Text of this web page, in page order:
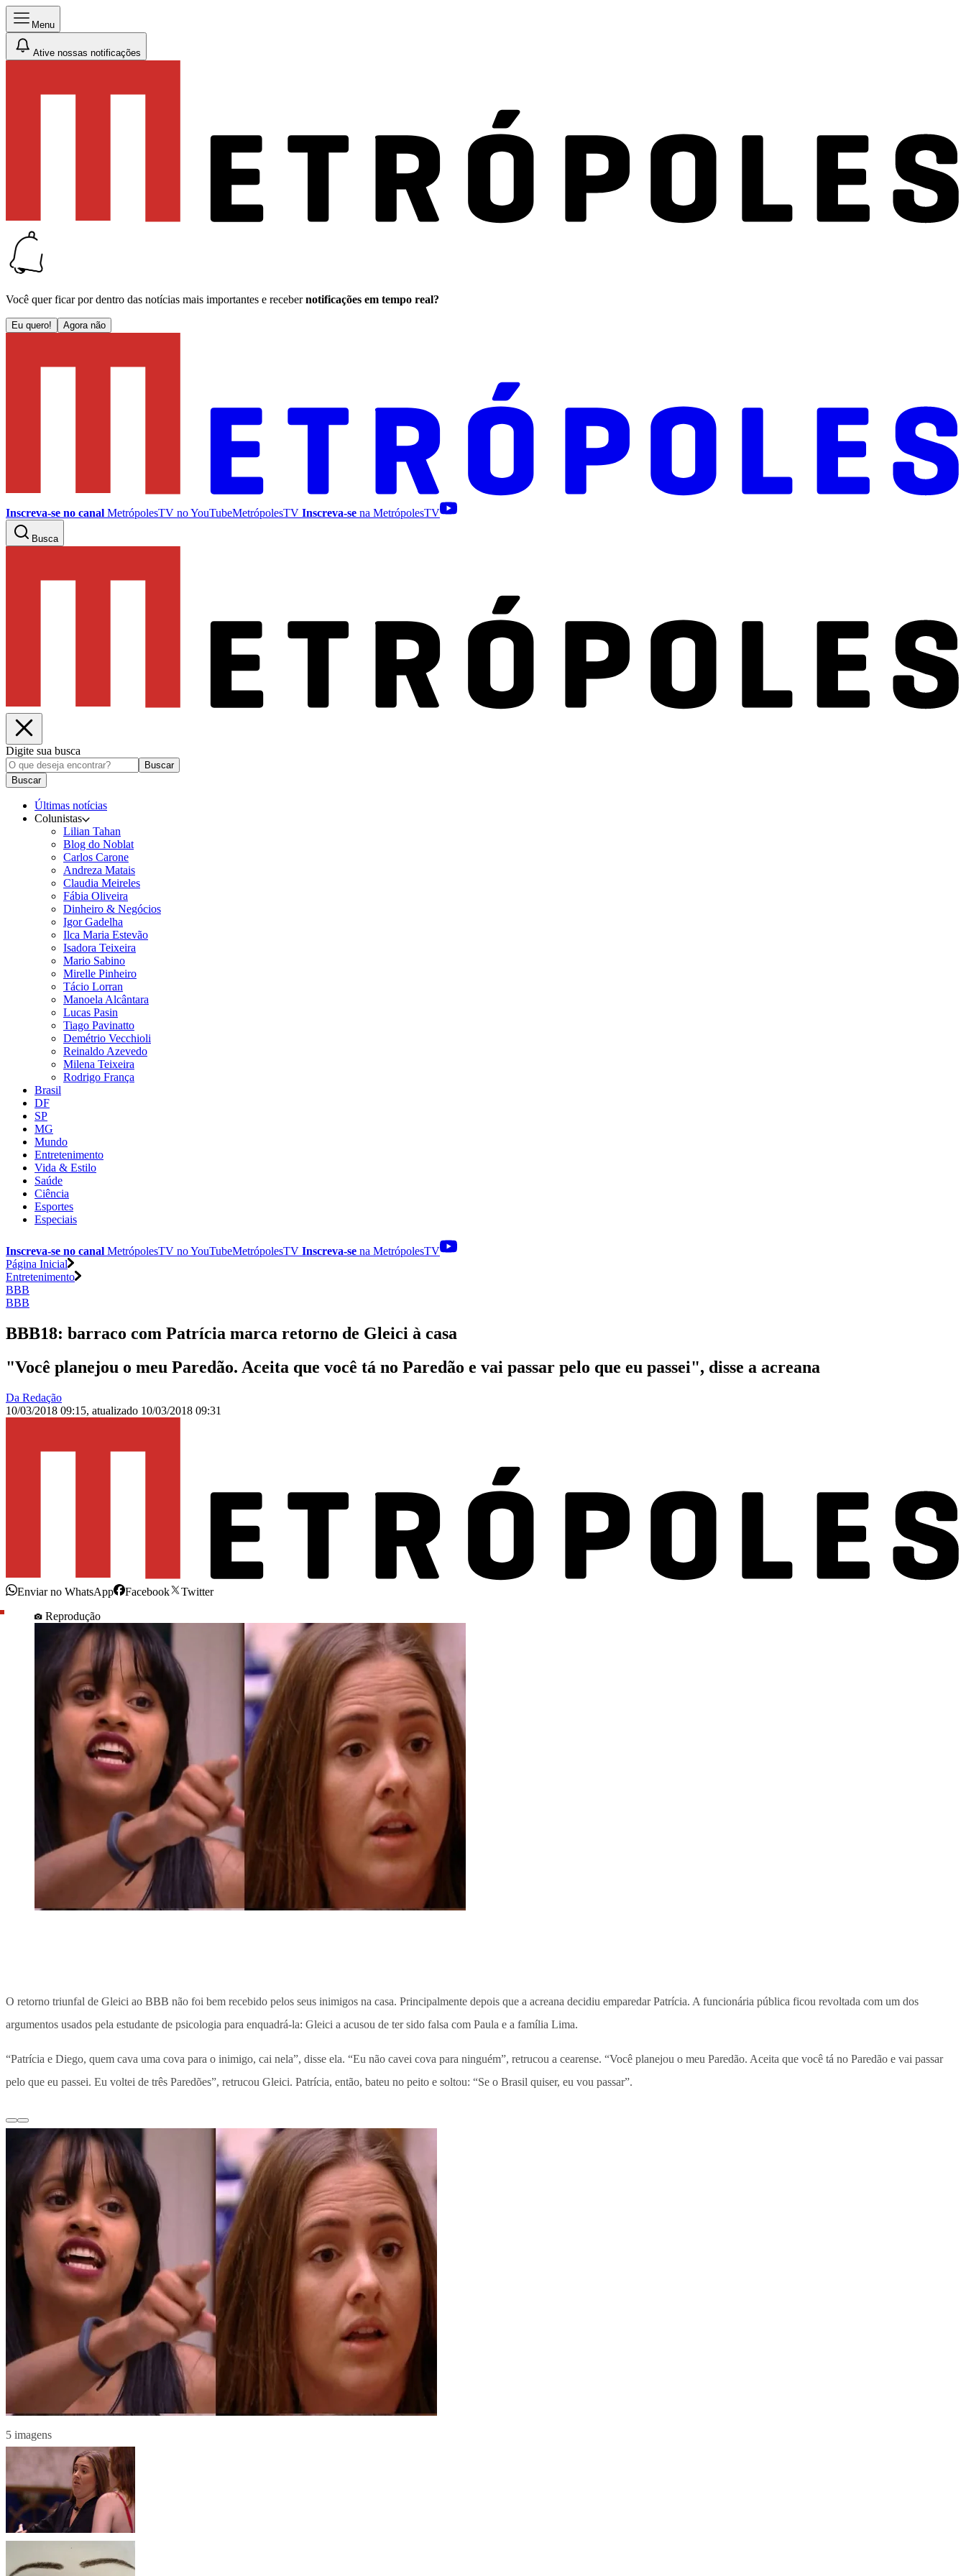
Menu
Ative nossas notificações
Você quer ficar por dentro das notícias mais importantes e receber notificações em tempo real?
Eu quero! Agora não
Inscreva-se no canal MetrópolesTV noYouTubeMetrópolesTV Inscreva-se na MetrópolesTV
Busca
Digite sua busca
Buscar
Buscar
Últimas notícias
Colunistas
Lilian Tahan
Blog do Noblat
Carlos Carone
Andreza Matais
Claudia Meireles
Fábia Oliveira
Dinheiro & Negócios
Igor Gadelha
Ilca Maria Estevão
Isadora Teixeira
Mario Sabino
Mirelle Pinheiro
Tácio Lorran
Manoela Alcântara
Lucas Pasin
Tiago Pavinatto
Demétrio Vecchioli
Reinaldo Azevedo
Milena Teixeira
Rodrigo França
Brasil
DF
SP
MG
Mundo
Entretenimento
Vida & Estilo
Saúde
Ciência
Esportes
Especiais
Inscreva-se no canal MetrópolesTV noYouTubeMetrópolesTV Inscreva-se na MetrópolesTV
Página Inicial
Entretenimento
BBB
BBB
BBB18: barraco com Patrícia marca retorno de Gleici à casa
"Você planejou o meu Paredão. Aceita que você tá no Paredão e vai passar pelo que eu passei", disse a acreana
Da Redação
10/03/2018 09:15, atualizado 10/03/2018 09:31
Enviar no WhatsApp Facebook
Twitter
Reprodução
O retorno triunfal de Gleici ao BBB não foi bem recebido pelos seus inimigos na casa. Principalmente depois que a acreana decidiu emparedar Patrícia. A funcionária pública ficou revoltada com um dos
argumentos usados pela estudante de psicologia para enquadrá-la: Gleici a acusou de ter sido falsa com Paula e a família Lima.
“Patrícia e Diego, quem cava uma cova para o inimigo, cai nela”, disse ela. “Eu não cavei cova para ninguém”, retrucou a cearense. “Você planejou o meu Paredão. Aceita que você tá no Paredão e vai passar
pelo que eu passei. Eu voltei de três Paredões”, retrucou Gleici. Patrícia, então, bateu no peito e soltou: “Se o Brasil quiser, eu vou passar”.
5 imagens